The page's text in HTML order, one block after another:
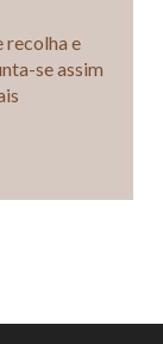
recolha e
se assim